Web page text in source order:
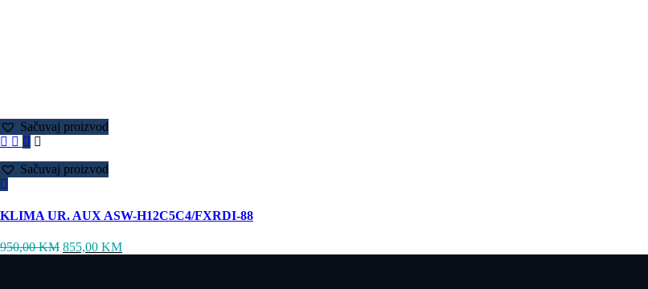
Sačuvaj proizvod
Sačuvaj proizvod
KLIMA UR. AUX ASW-H12C5C4/FXRDI-88
950,00KM 855,00 KM